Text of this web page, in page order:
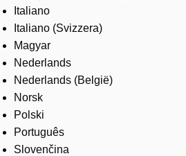
Italiano
Italiano (Svizzera)
Magyar
Nederlands
Nederlands (België)
Norsk
Polski
Português
Slovenčina